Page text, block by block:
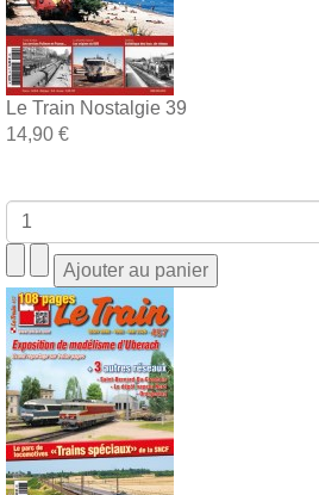
Le Train Nostalgie 39
14,90 €